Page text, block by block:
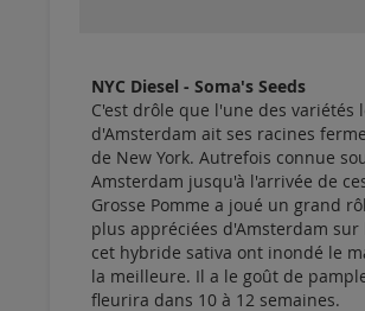
NYC Diesel - Soma's Seeds
C'est drôle que l'une des variétés
d'Amsterdam ait ses racines
de New York. Autrefois connue
Amsterdam jusqu'à l'arrivée de
Grosse Pomme a joué un grand
plus appréciées d'Amsterdam
cet hybride sativa ont inondé le
la meilleure. Il a le goût de
fleurira dans 10 à 12 semaines.